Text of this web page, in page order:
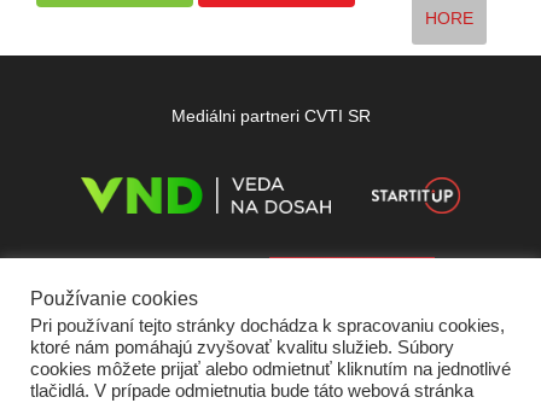
HORE
Mediálni partneri CVTI SR
Používanie cookies
Pri používaní tejto stránky dochádza k spracovaniu cookies,
ktoré nám pomáhajú zvyšovať kvalitu služieb. Súbory
cookies môžete prijať alebo odmietnuť kliknutím na jednotlivé
tlačidlá. V prípade odmietnutia bude táto webová stránka